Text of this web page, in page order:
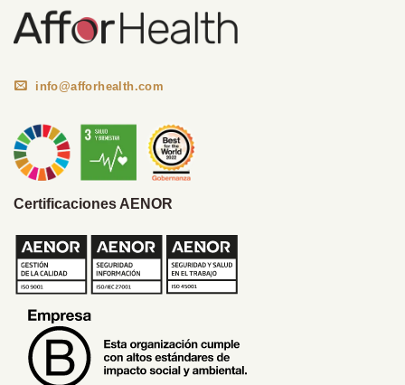
info@afforhealth.com
Certificaciones AENOR